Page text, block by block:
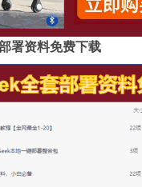
署资料免费下载